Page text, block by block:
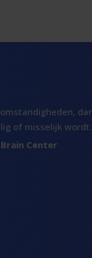
of misselijk wordt.
Center